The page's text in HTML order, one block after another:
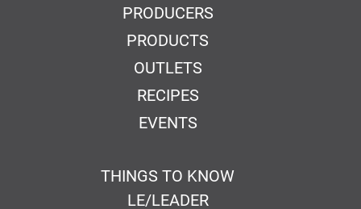
PRODUCERS
PRODUCTS
OUTLETS
RECIPES
EVENTS
THINGS TO KNOW
LE/LEADER